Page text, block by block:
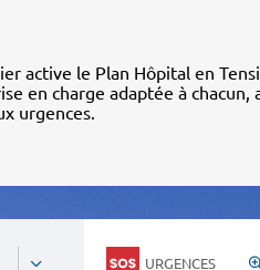
active le Plan Hôpital en
en charge adaptée à chacun,
urgences.
URGENCES